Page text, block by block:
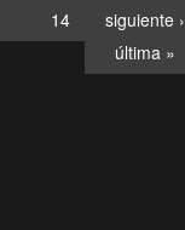
14
siguiente ›
última »